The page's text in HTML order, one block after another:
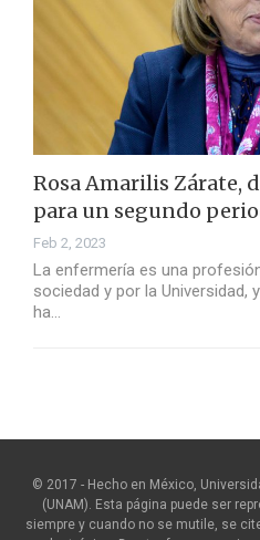
Rosa Amarilis Zárate,
para un segundo
Feb 2, 2023
La enfermería es una
sociedad y por la Universidad,
ha…
© 2017 - Hecho en México,
(UNAM). Esta página puede ser
siempre y cuando no se mutile, se